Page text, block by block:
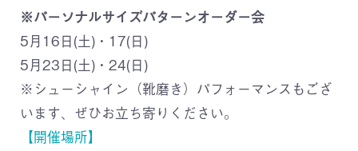
※パーソナルサイズパターンオーダー会
5月16日(土)・17(日)
5月23日(土)・24(日)
※シューシャイン（靴磨き）パフォーマンスもござ
います、ぜひお立ち寄りください。
【開催場所】